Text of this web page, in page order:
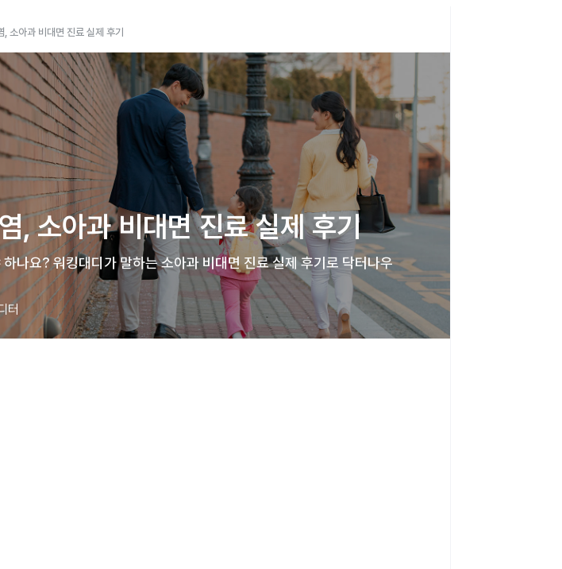
, 소아과 비대면 진료 실제 후기
, 소아과 비대면 진료 실제 후기
나요? 워킹대디가 말하는 소아과 비대면 진료 실제 후기로 닥터나우
터